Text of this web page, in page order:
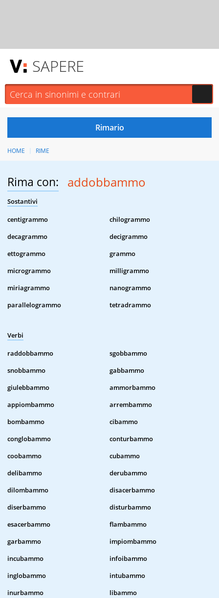
SAPERE
HOME RIME
Rima con: addobbammo
Sostantivi
centigrammo
chilogrammo
decagrammo
decigrammo
ettogrammo
grammo
microgrammo
milligrammo
miriagrammo
nanogrammo
parallelogrammo
tetradrammo
Verbi
raddobbammo
sgobbammo
snobbammo
gabbammo
giulebbammo
ammorbammo
appiombammo
arrembammo
bombammo
cibammo
conglobammo
conturbammo
coobammo
cubammo
delibammo
derubammo
dilombammo
disacerbammo
diserbammo
disturbammo
esacerbammo
flambammo
garbammo
impiombammo
incubammo
infoibammo
inglobammo
intubammo
inurbammo
libammo